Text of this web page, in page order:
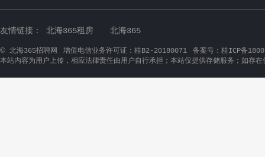
友情链接： 北海365租房 北海365
© 北海365招聘网 增值电信业务许可证：桂B2-20180071
备案号：桂ICP备
本站内容为用户上传，相应法律责任由用户自行承担；本站仅提供存储服务；如存